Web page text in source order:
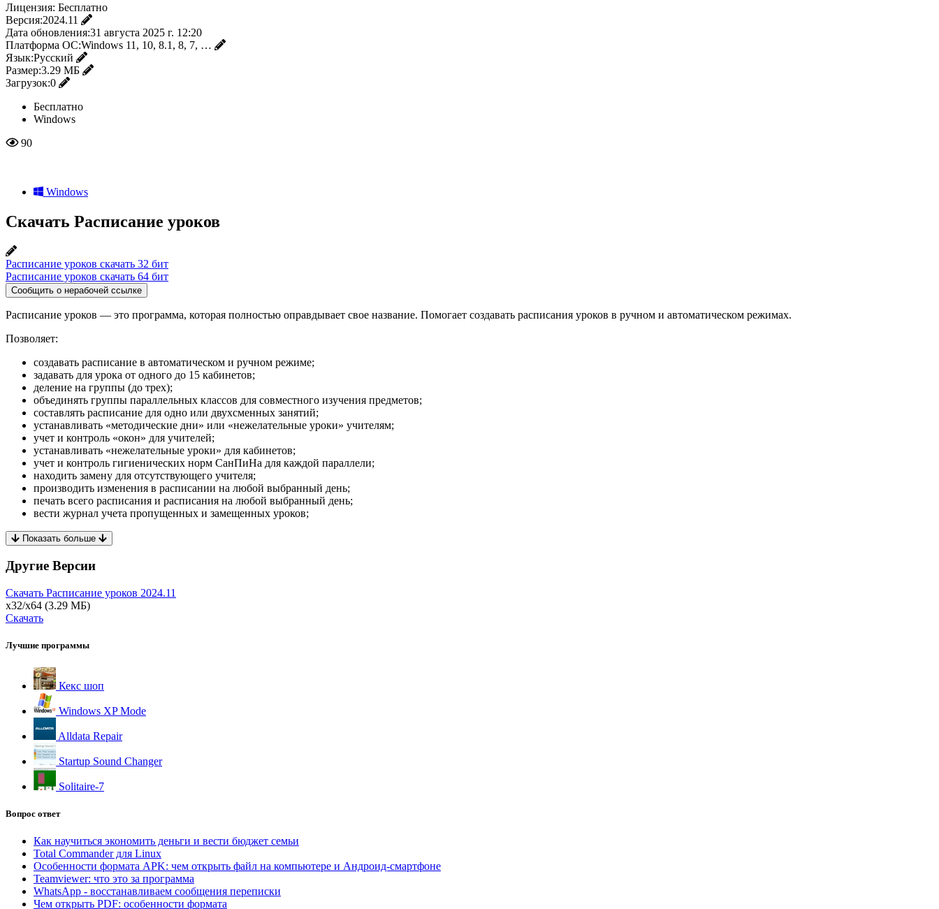
Лицензия: Бесплатно
Версия:2024.11
Дата обновления:31 августа 2025 г. 12:20
Платформа ОС:Windows 11, 10, 8.1, 8, 7, …
Язык:Русский
Размер:3.29 МБ
Загрузок:0
Бесплатно
Windows
90
Windows
Скачать Расписание уроков
Расписание уроков скачать 32 бит
Расписание уроков скачать 64 бит
Сообщить о нерабочей ссылке
Расписание уроков — это программа, которая полностью оправдывает свое название. Помогает создавать расписания уроков в ручном и автоматическом режимах.
Позволяет:
создавать расписание в автоматическом и ручном режиме;
задавать для урока от одного до 15 кабинетов;
деление на группы (до трех);
объединять группы параллельных классов для совместного изучения предметов;
составлять расписание для одно или двухсменных занятий;
устанавливать «методические дни» или «нежелательные уроки» учителям;
учет и контроль «окон» для учителей;
устанавливать «нежелательные уроки» для кабинетов;
учет и контроль гигиенических норм СанПиНа для каждой параллели;
находить замену для отсутствующего учителя;
производить изменения в расписании на любой выбранный день;
печать всего расписания и расписания на любой выбранный день;
вести журнал учета пропущенных и замещенных уроков;
Показать больше
Другие Версии
Скачать Расписание уроков 2024.11
x32/x64 (3.29 МБ)
Скачать
Лучшие программы
Кекс шоп
Windows XP Mode
Alldata Repair
Startup Sound Changer
Solitaire-7
Вопрос ответ
Как научиться экономить деньги и вести бюджет семьи
Total Commander для Linux
Особенности формата APK: чем открыть файл на компьютере и Андроид-смартфоне
Teamviewer: что это за программа
WhatsApp - восстанавливаем сообщения переписки
Чем открыть PDF: особенности формата